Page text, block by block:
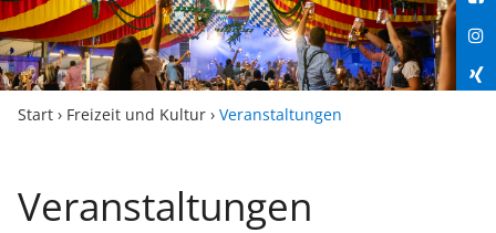
Start › Freizeit und Kultur › Veranstaltungen
Veranstaltungen